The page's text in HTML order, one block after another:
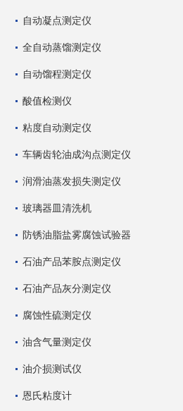
自动凝点测定仪
全自动蒸馏测定仪
自动馏程测定仪
酸值检测仪
粘度自动测定仪
车辆齿轮油成沟点测定仪
润滑油蒸发损失测定仪
玻璃器皿清洗机
防锈油脂盐雾腐蚀试验器
石油产品苯胺点测定仪
石油产品灰分测定仪
腐蚀性硫测定仪
油含气量测定仪
油介损测试仪
恩氏粘度计